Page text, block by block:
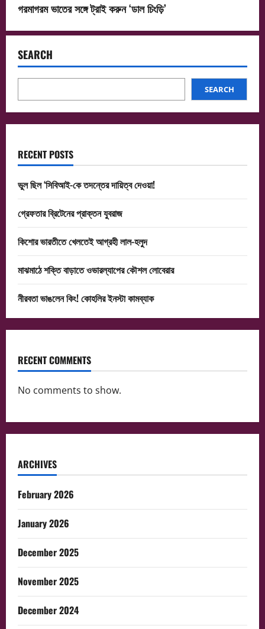
গরমাগরম ভাতের সঙ্গে ট্রাই করুন ‘ডাল চিংড়ি’
SEARCH
SEARCH
RECENT POSTS
ভুল ছিল ‘সিবিআই-কে তদন্তের দায়িত্ব দেওয়া!
গ্রেফতার ব্রিটেনের প্রাক্তন যুবরাজ
কিশোর ভারতীতে খেলতেই আগ্রহী লাল-হলুদ
মাঝমাঠে শক্তি বাড়াতে ওভারল্যাপের কৌশল লোবেরার
নীরবতা ভাঙলেন কিং! কোহলির ইনস্টা কামব্যাক
RECENT COMMENTS
No comments to show.
ARCHIVES
February 2026
January 2026
December 2025
November 2025
December 2024